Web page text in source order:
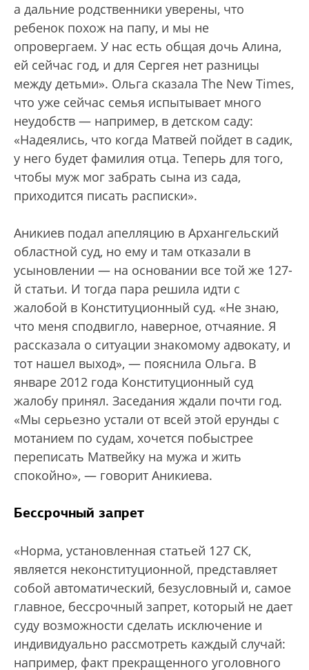
а дальние родственники уверены, что
ребенок похож на папу, и мы не
опровергаем. У нас есть общая дочь Алина,
ей сейчас год, и для Сергея нет разницы
между детьми». Ольга сказала The New Times,
что уже сейчас семья испытывает много
неудобств — например, в детском саду:
«Надеялись, что когда Матвей пойдет в садик,
у него будет фамилия отца. Теперь для того,
чтобы муж мог забрать сына из сада,
приходится писать расписки».
Аникиев подал апелляцию в Архангельский
областной суд, но ему и там отказали в
усыновлении — на основании все той же 127-
й статьи. И тогда пара решила идти с
жалобой в Конституционный суд. «Не знаю,
что меня сподвигло, наверное, отчаяние. Я
рассказала о ситуации знакомому адвокату, и
тот нашел выход», — пояснила Ольга. В
январе 2012 года Конституционный суд
жалобу принял. Заседания ждали почти год.
«Мы серьезно устали от всей этой ерунды с
мотанием по судам, хочется побыстрее
переписать Матвейку на мужа и жить
спокойно», — говорит Аникиева.
Бессрочный запрет
«Норма, установленная статьей 127 СК,
является неконституционной, представляет
собой автоматический, безусловный и, самое
главное, бессрочный запрет, который не дает
суду возможности сделать исключение и
индивидуально рассмотреть каждый случай:
например, факт прекращенного уголовного